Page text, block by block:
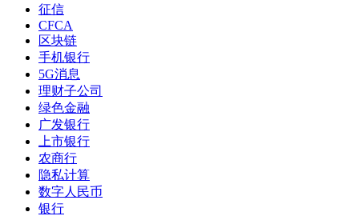
征信
CFCA
区块链
手机银行
5G消息
理财子公司
绿色金融
广发银行
上市银行
农商行
隐私计算
数字人民币
银行